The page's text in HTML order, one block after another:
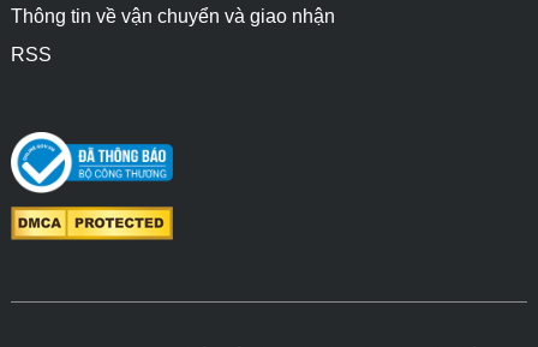
Thông tin về vận chuyển và giao nhận
RSS